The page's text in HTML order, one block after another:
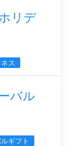
リデ
ス
バル
ギフト